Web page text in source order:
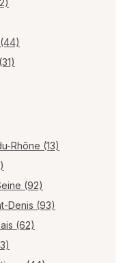
Rhône (13)
(92)
Denis (93)
(62)